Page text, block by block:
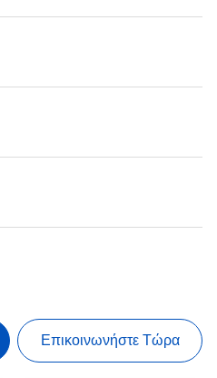
Επικοινωνήστε Τώρα